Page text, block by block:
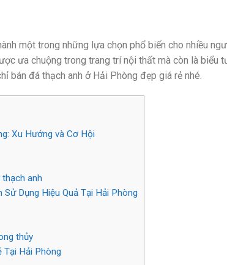
một trong những lựa chọn phổ biến cho nhiều
ưa chuộng trong trang trí nội thất mà còn là biểu
bán đá thạch anh ở Hải Phòng đẹp giá rẻ nhé.
Xu Hướng và Cơ Hội
anh
Dụng Hiệu Quả Tại Hải Phòng
thủy
Tại Hải Phòng